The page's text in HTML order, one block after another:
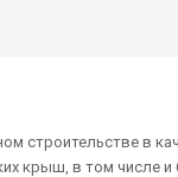
строительстве в
крыш, в том числе и